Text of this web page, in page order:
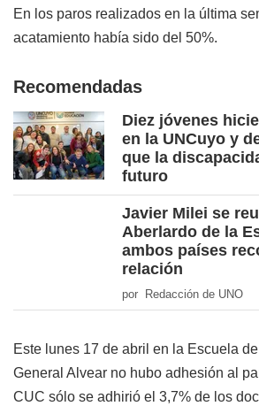
En los paros realizados en la última
acatamiento había sido del 50%.
Recomendadas
Diez jóvenes
en la UNCuyo y
que la
futuro
Javier Milei se
Aberlardo de la
ambos países
relación
por Redacción de UNO
Este lunes 17 de abril en la Escuela
General Alvear no hubo adhesión al
CUC sólo se adhirió el 3,7% de los